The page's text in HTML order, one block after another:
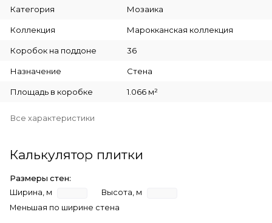
Категория Мозаика
Коллекция Марокканская коллекция
Коробок на поддоне 36
Назначение Стена
Площадь в коробке 1.066 м²
Все характеристики
Калькулятор плитки
Размеры стен:
Ширина, м
Высота, м
Меньшая по ширине стена